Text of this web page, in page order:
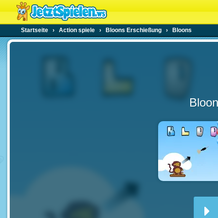
Startseite › Action spiele › Bloons Erschießung › Bloons